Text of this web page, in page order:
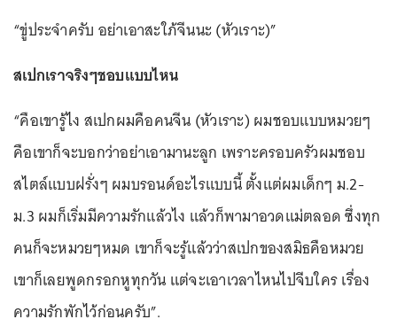
“ขู่ประจำครับ อย่าเอาสะใภ้จีนนะ (หัวเราะ)”
สเปกเราจริงๆชอบแบบไหน
“คือเขารู้ไง สเปกผมคือคนจีน (หัวเราะ) ผมชอบแบบหมวยๆ
คือเขาก็จะบอกว่าอย่าเอามานะลูก เพราะครอบครัวผมชอบ
สไตล์แบบฝรั่งๆ ผมบรอนด์อะไรแบบนี้ ตั้งแต่ผมเด็กๆ ม.2-
ม.3 ผมก็เริ่มมีความรักแล้วไง แล้วก็พามาอวดแม่ตลอด ซึ่งทุก
คนก็จะหมวยๆหมด เขาก็จะรู้แล้วว่าสเปกของสมิธคือหมวย
เขาก็เลยพูดกรอกหูทุกวัน แต่จะเอาเวลาไหนไปจีบใคร เรื่อง
ความรักพักไว้ก่อนครับ”.